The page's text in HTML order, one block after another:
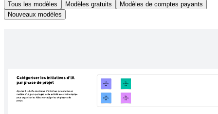
Tous les modèles Modèles gratuits
Modèles de comptes payants
Nouveaux modèles